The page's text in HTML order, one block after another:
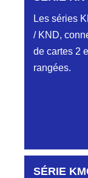
Aucune
fiches
rangée.
flottant
Les séries
/ KND,
de cartes 2
rangées.
Aucune
SÉRIE